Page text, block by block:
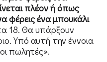
πλέον ή όπως
φέρεις ένα μπουκάλι
18. Θα υπάρξουν
Υπό αυτή την έννοια
πωλητές».